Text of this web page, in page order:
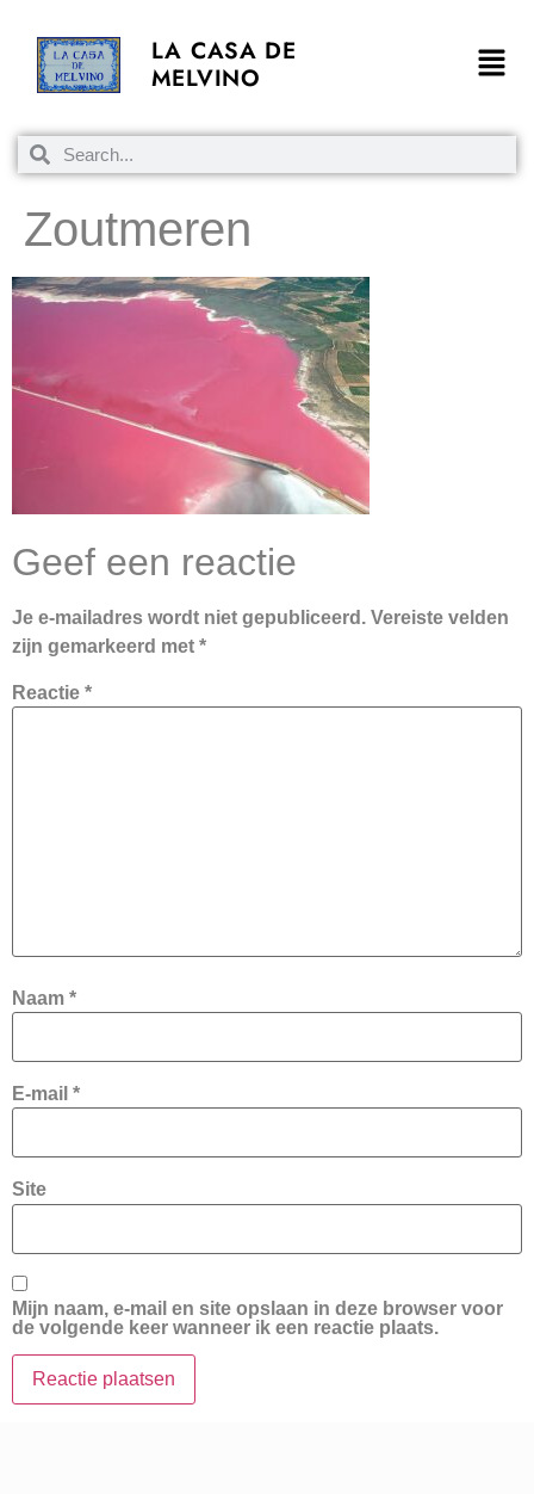
LA CASA DE
MELVINO
Zoutmeren
Geef een reactie
Je e-mailadres wordt niet gepubliceerd. Vereiste velden
zijn gemarkeerd met *
Reactie *
Naam *
E-mail *
Site
Mijn naam, e-mail en site opslaan in deze browser voor
de volgende keer wanneer ik een reactie plaats.